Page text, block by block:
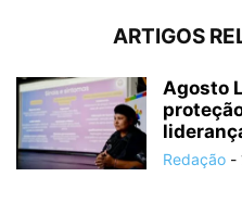
ARTIGOS
Agosto
Redação -